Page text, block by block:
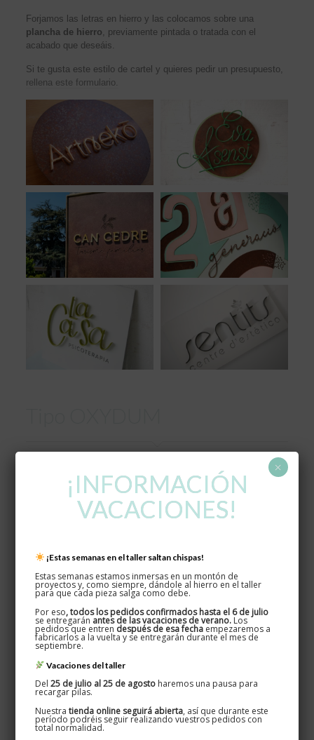
Forjamos las letras en hierro y las colocamos sobre una
plancha de hierro, previamente pintada o tratada con el
acabado que deseáis.
Si te gusta este estilo de cartel y quieres pedir un presupuesto,
rellena este formulario.
Los carteles de estilo tipo Oxydum
están construidos con
pasamano de hierro de 20×4 mm y 30×4 mm o si es pequeño,
en pasamano de 14x4mm y 20×4. Es una tipografía creada a
nuestro taller, muy auténtica y original. Combinamos
entre sí.
Si te gusta este estilo de cartel y quieres pedir un presupuesto,
rellena este formulario.
¡INFORMACIÓN
VACACIONES!
¡Estas semanas en el taller saltan chispas!
Estas semanas estamos inmersas en un montón de
proyectos y, como siempre, dándole al hierro en el taller
para que cada pieza salga como debe.
Por eso, todos los pedidos confirmados hasta el 6 de julio
se entregarán antes de las vacaciones de verano. Los
pedidos que entren después de esa fecha empezaremos a
fabricarlos a la vuelta y se entregarán durante el mes de
septiembre.
Vacaciones del taller
Del 25 de julio al 25 de agosto haremos una pausa para
recargar pilas.
Nuestra tienda online seguirá abierta, así que durante este
período podréis seguir realizando vuestros pedidos con
total normalidad.
×